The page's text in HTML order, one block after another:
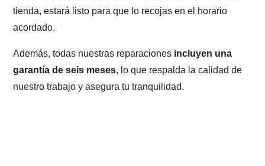
tienda, estará listo para que lo recojas en el horario
acordado.
Además, todas nuestras reparaciones incluyen una
garantía de seis meses, lo que respalda la calidad de
nuestro trabajo y asegura tu tranquilidad.